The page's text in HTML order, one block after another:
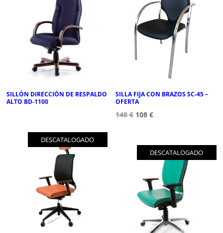
SILLÓN DIRECCIÓN DE RESPALDO
ALTO BD-1100
SILLA FIJA CON BRAZOS SC-45 –
OFERTA
148€ 108€
DESCATALOGADO
DESCATALOGADO